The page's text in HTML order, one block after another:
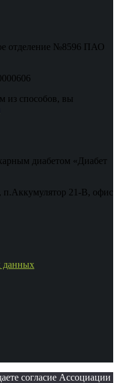
отделение №8596 ПАО
из способов, вы
диабетом «Диабет
п.Аккумулятор 21-В, офис
данных
согласие Ассоциации